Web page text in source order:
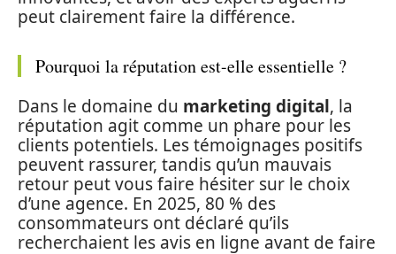
peut clairement faire la différence.
Pourquoi la réputation est-elle essentielle ?
Dans le domaine du marketing digital, la
réputation agit comme un phare pour les
clients potentiels. Les témoignages positifs
peuvent rassurer, tandis qu’un mauvais
retour peut vous faire hésiter sur le choix
d’une agence. En 2025, 80 % des
consommateurs ont déclaré qu’ils
recherchaient les avis en ligne avant de faire